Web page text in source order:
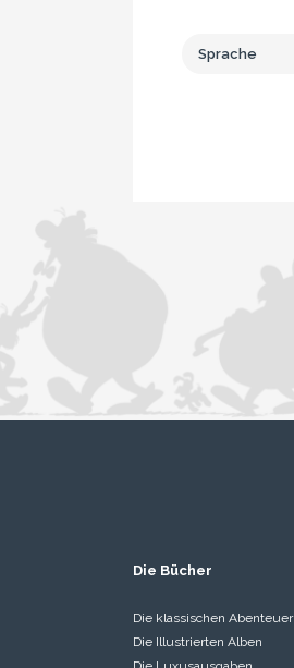
Die Bücher
Die klassischen Abenteuer
Die Illustrierten Alben